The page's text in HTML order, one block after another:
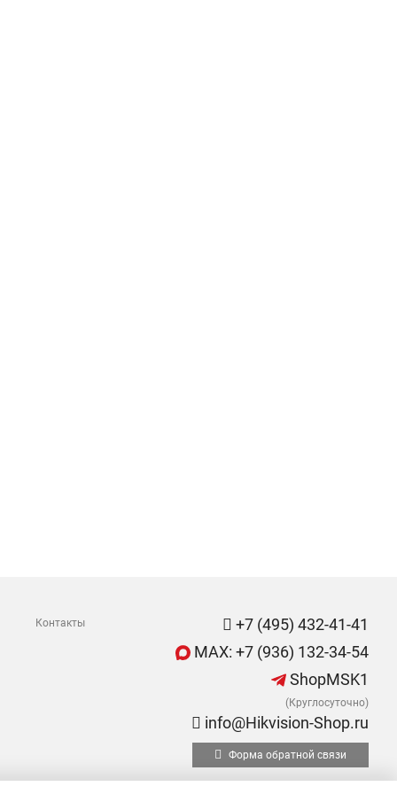
Контакты
+7 (495) 432-41-41
MAX: +7 (936) 132-34-54
ShopMSK1
(Круглосуточно)
info@Hikvision-Shop.ru
Форма обратной связи